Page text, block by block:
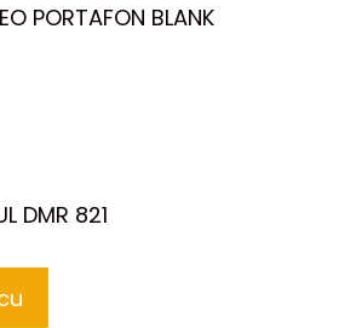
PORTAFON BLANK
DMR 821